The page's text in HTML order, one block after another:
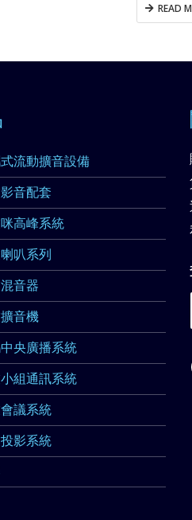
READ
流動擴音設備
音配套
高峰系統
叭系列
音器
音機
央廣播系統
組通訊系統
議系統
影系統